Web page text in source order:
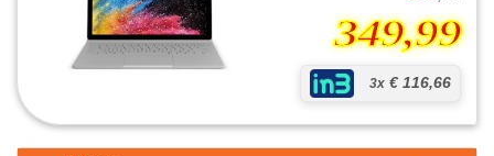
349,99
3x € 116,66